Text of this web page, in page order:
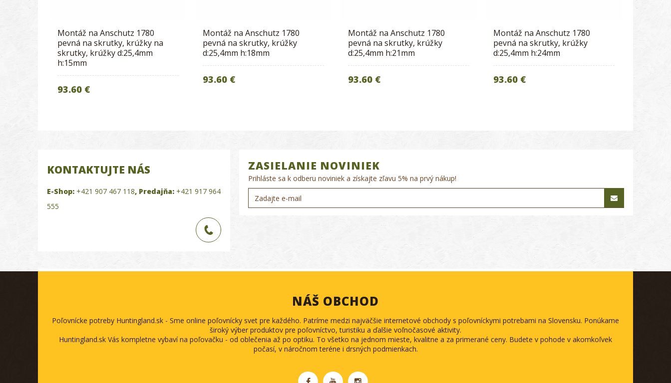
Montáž na Anschutz 1780
pevná na skrutky, krúžky na
skrutky, krúžky d:25,4mm
h:15mm
93.60 €
Montáž na Anschutz 1780
pevná na skrutky, krúžky
d:25,4mm h:18mm
93.60 €
Montáž na Anschutz 1780
pevná na skrutky, krúžky
d:25,4mm h:21mm
93.60 €
Montáž na Anschutz 1780
pevná na skrutky, krúžky
d:25,4mm h:24mm
93.60 €
KONTAKTUJTE NÁS
E-Shop: +421 907 467 118, Predajňa: +421 917 964
555
ZASIELANIE NOVINIEK
Prihláste sa k odberu noviniek a získajte zľavu 5% na prvý nákup!
NÁŠ OBCHOD
Poľovnícke potreby Huntingland.sk - Sme online poľovnícky svet pre každého. Patríme medzi najväčšie internetové obchody s poľovníckymi potrebami na Slovensku. Ponúkame
široký výber produktov pre poľovníctvo, turistiku a ďalšie voľnočasové aktivity.
Huntingland.sk Vás kompletne vybaví na poľovačku - od oblečenia až po optiku. To všetko na jednom mieste, kvalitne a za primerané ceny. Budete v pohode v akomkoľvek
počasí, v náročnom teréne i drsných podmienkach.